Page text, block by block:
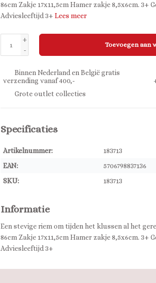
86cm Zakje 17x11,5cm Hamer zakje 8,5x6cm.
Adviesleeftijd 3+ Lees meer
+
-
Toevoegen aan
Binnen Nederland en België gratis
verzending vanaf 400,-
Grote outlet collecties
Specificaties
Artikelnummer:
183713
EAN:
5706798837136
SKU:
183713
Informatie
Een stevige riem om tijden het klussen al het
86cm Zakje 17x11,5cm Hamer zakje 8,5x6cm.
Adviesleeftijd 3+